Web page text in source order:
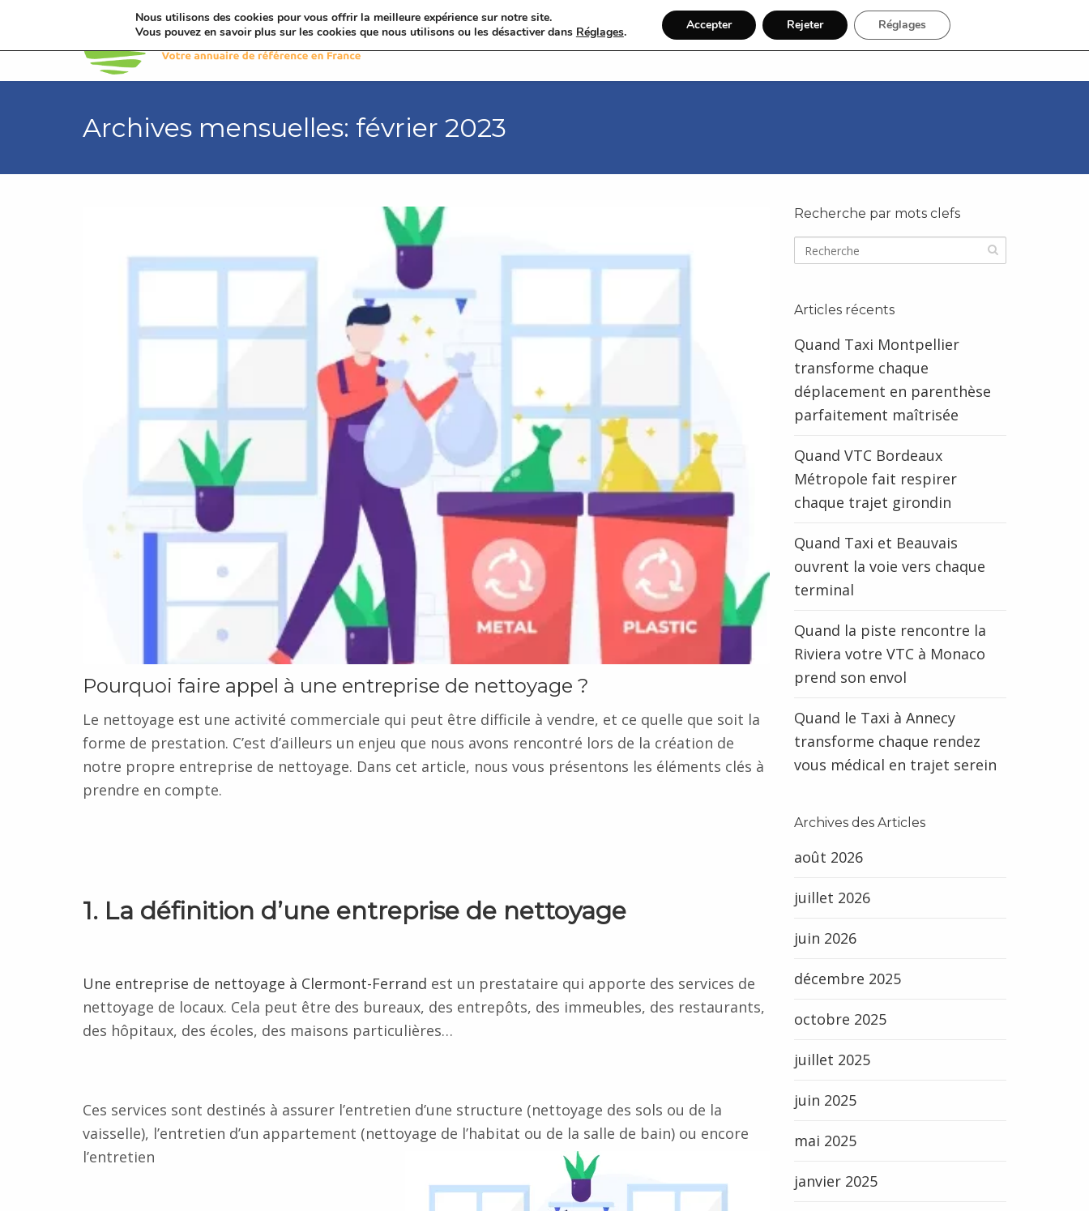
Bienvenue Thèmes Régions
Archives mensuelles: février 2023
Pourquoi faire appel à une entreprise de nettoyage ?
Le nettoyage est une activité commerciale qui peut être difficile à vendre, et ce quelle que soit la
forme de prestation. C’est d’ailleurs un enjeu que nous avons rencontré lors de la création de
notre propre entreprise de nettoyage. Dans cet article, nous vous présentons les éléments clés à
prendre en compte.
1. La définition d’une entreprise de nettoyage
Une entreprise de nettoyage à Clermont-Ferrand est un prestataire qui apporte des services de
nettoyage de locaux. Cela peut être des bureaux, des entrepôts, des immeubles, des restaurants,
des hôpitaux, des écoles, des maisons particulières…
Ces services sont destinés à assurer l’entretien d’une structure (nettoyage des sols ou de la
vaisselle), l’entretien d’un appartement (nettoyage de l’habitat ou de la salle de bain) ou encore
l’entretien
Recherche par mots clefs
Articles récents
Quand Taxi Montpellier
transforme chaque
déplacement en parenthèse
parfaitement maîtrisée
Quand VTC Bordeaux
Métropole fait respirer
chaque trajet girondin
Quand Taxi et Beauvais
ouvrent la voie vers chaque
terminal
Quand la piste rencontre la
Riviera votre VTC à Monaco
prend son envol
Quand le Taxi à Annecy
transforme chaque rendez
vous médical en trajet serein
Archives des Articles
août 2026
juillet 2026
juin 2026
décembre 2025
octobre 2025
juillet 2025
juin 2025
mai 2025
janvier 2025
Nous utilisons des cookies pour vous offrir la meilleure expérience sur notre site.
Vous pouvez en savoir plus sur les cookies que nous utilisons ou les désactiver dans Réglages. Accepter Rejeter Réglages